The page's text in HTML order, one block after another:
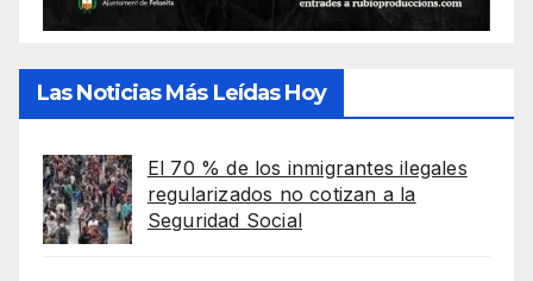
Las Noticias Más Leídas Hoy
El 70 % de los inmigrantes ilegales
regularizados no cotizan a la
Seguridad Social